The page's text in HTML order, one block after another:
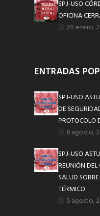
SPJ-USO
OFICINA
20 enero,
ENTRADAS
SPJ-USO
DE
PROTOCOLO
6 agosto,
SPJ-USO
REUNIÓN
SALUD
TÉRMICO
5 agosto,